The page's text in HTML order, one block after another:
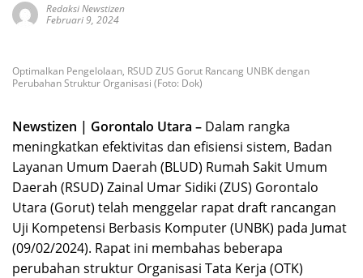
Redaksi Newstizen
Februari 9, 2024
Optimalkan Pengelolaan, RSUD ZUS Gorut Rancang UNBK dengan
Perubahan Struktur Organisasi (Foto: Dok)
Newstizen | Gorontalo Utara – Dalam rangka
meningkatkan efektivitas dan efisiensi sistem, Badan
Layanan Umum Daerah (BLUD) Rumah Sakit Umum
Daerah (RSUD) Zainal Umar Sidiki (ZUS) Gorontalo
Utara (Gorut) telah menggelar rapat draft rancangan
Uji Kompetensi Berbasis Komputer (UNBK) pada Jumat
(09/02/2024). Rapat ini membahas beberapa
perubahan struktur Organisasi Tata Kerja (OTK)